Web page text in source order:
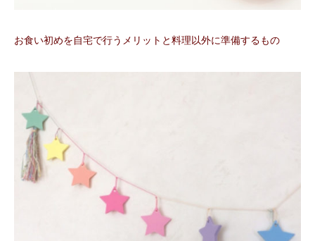
お食い初めを自宅で行うメリットと料理以外に準備するもの